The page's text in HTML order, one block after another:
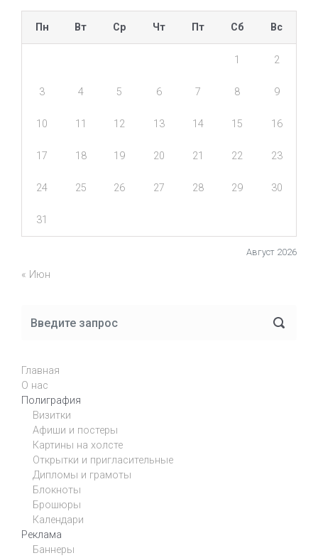
Август 2026
Пн Вт Ср Чт Пт Сб Вс
1 2
3 4 5 6 7 8 9
10 11 12 13 14 15 16
17 18 19 20 21 22 23
24 25 26 27 28 29 30
31
« Июн
Главная
О нас
Полиграфия
Визитки
Афиши и постеры
Картины на холсте
Открытки и пригласительные
Дипломы и грамоты
Блокноты
Брошюры
Календари
Реклама
Баннеры